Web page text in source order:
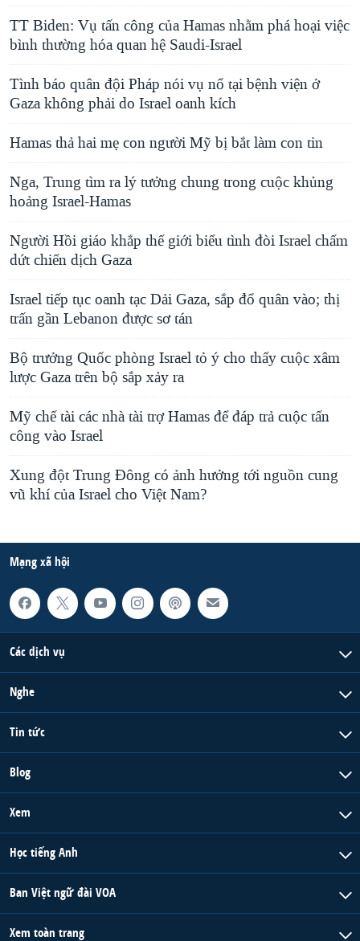
TT Biden: Vụ tấn công của Hamas nhằm phá hoại việc
bình thường hóa quan hệ Saudi-Israel
Tình báo quân đội Pháp nói vụ nổ tại bệnh viện ở
Gaza không phải do Israel oanh kích
Hamas thả hai mẹ con người Mỹ bị bắt làm con tin
Nga, Trung tìm ra lý tưởng chung trong cuộc khủng
hoảng Israel-Hamas
Người Hồi giáo khắp thế giới biểu tình đòi Israel chấm
dứt chiến dịch Gaza
Israel tiếp tục oanh tạc Dải Gaza, sắp đổ quân vào; thị
trấn gần Lebanon được sơ tán
Bộ trưởng Quốc phòng Israel tỏ ý cho thấy cuộc xâm
lược Gaza trên bộ sắp xảy ra
Mỹ chế tài các nhà tài trợ Hamas để đáp trả cuộc tấn
công vào Israel
Xung đột Trung Đông có ảnh hưởng tới nguồn cung
vũ khí của Israel cho Việt Nam?
Mạng xã hội
Các dịch vụ
Nghe
Tin tức
Blog
Xem
Học tiếng Anh
Ban Việt ngữ đài VOA
Xem toàn trang